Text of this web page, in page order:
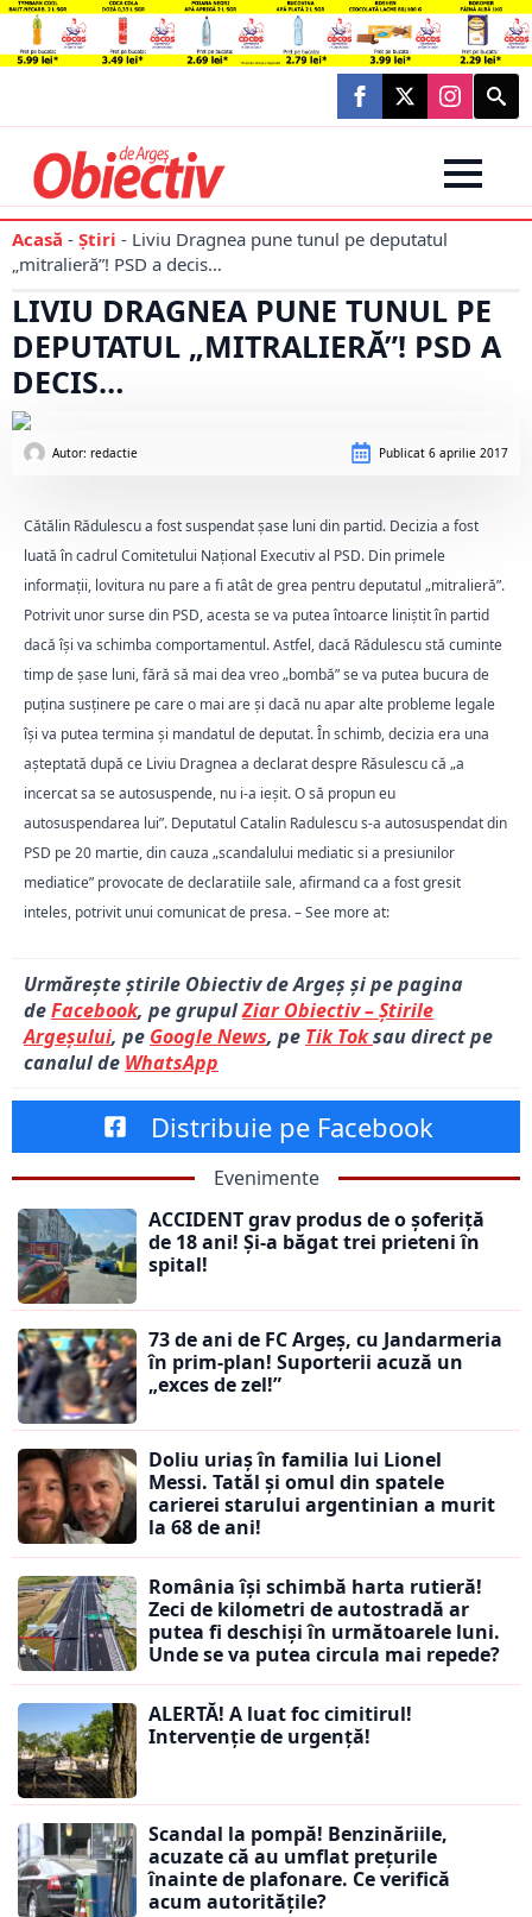
Search
for:
Acasă - Știri - Liviu Dragnea pune tunul pe deputatul
„mitralieră”! PSD a decis…
LIVIU DRAGNEA PUNE TUNUL PE
DEPUTATUL „MITRALIERĂ”! PSD A
DECIS…
Autor: redactie Publicat 6 aprilie 2017
Cătălin Rădulescu a fost suspendat șase luni din partid. Decizia a fost
luată în cadrul Comitetului Național Executiv al PSD. Din primele
informații, lovitura nu pare a fi atât de grea pentru deputatul „mitralieră”.
Potrivit unor surse din PSD, acesta se va putea întoarce liniștit în partid
dacă își va schimba comportamentul. Astfel, dacă Rădulescu stă cuminte
timp de șase luni, fără să mai dea vreo „bombă” se va putea bucura de
puțina susținere pe care o mai are și dacă nu apar alte probleme legale
își va putea termina și mandatul de deputat. În schimb, decizia era una
așteptată după ce Liviu Dragnea a declarat despre Răsulescu că „a
incercat sa se autosuspende, nu i-a ieșit. O să propun eu
autosuspendarea lui”. Deputatul Catalin Radulescu s-a autosuspendat din
PSD pe 20 martie, din cauza „scandalului mediatic si a presiunilor
mediatice” provocate de declaratiile sale, afirmand ca a fost gresit
inteles, potrivit unui comunicat de presa. – See more at:
Urmărește știrile Obiectiv de Argeș și pe pagina
deFacebook, pe grupulZiar Obiectiv – Știrile
Argeșului, pe Google News, pe Tik Toksau direct pe
canalul de WhatsApp
Distribuie pe Facebook
Evenimente
ACCIDENT grav produs de o șoferiță
de 18 ani! Și-a băgat trei prieteni în
spital!
73 de ani de FC Argeș, cu Jandarmeria
în prim-plan! Suporterii acuză un
„exces de zel!”
Doliu uriaș în familia lui Lionel
Messi. Tatăl și omul din spatele
carierei starului argentinian a murit
la 68 de ani!
România își schimbă harta rutieră!
Zeci de kilometri de autostradă ar
putea fi deschiși în următoarele luni.
Unde se va putea circula mai repede?
ALERTĂ! A luat foc cimitirul!
Intervenție de urgență!
Scandal la pompă! Benzinăriile,
acuzate că au umflat prețurile
înainte de plafonare. Ce verifică
acum autoritățile?